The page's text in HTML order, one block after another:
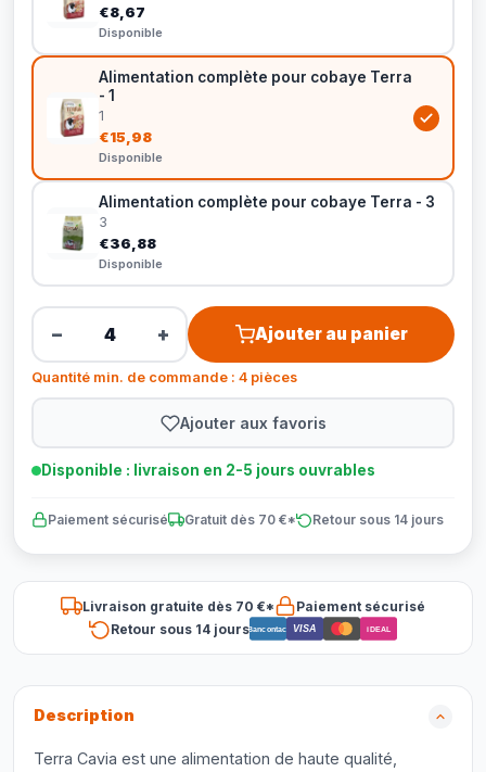
€8,67
Disponible
Alimentation complète pour cobaye Terra
- 1
1
€15,98
Disponible
Alimentation complète pour cobaye Terra - 3
3
€36,88
Disponible
− + Ajouter au panier
Quantité min. de commande : 4 pièces
Ajouter aux favoris
Disponible : livraison en 2-5 jours ouvrables
Paiement sécurisé Gratuit dès 70 €* Retour sous 14 jours
Livraison gratuite dès 70 €*
Paiement sécurisé
Retour sous 14 joursBancontact VISA iDEAL
Description
Terra Cavia est une alimentation de haute qualité,